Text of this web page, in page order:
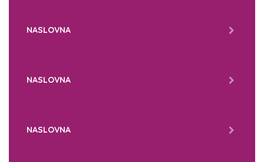
NASLOVNA
NASLOVNA
NASLOVNA